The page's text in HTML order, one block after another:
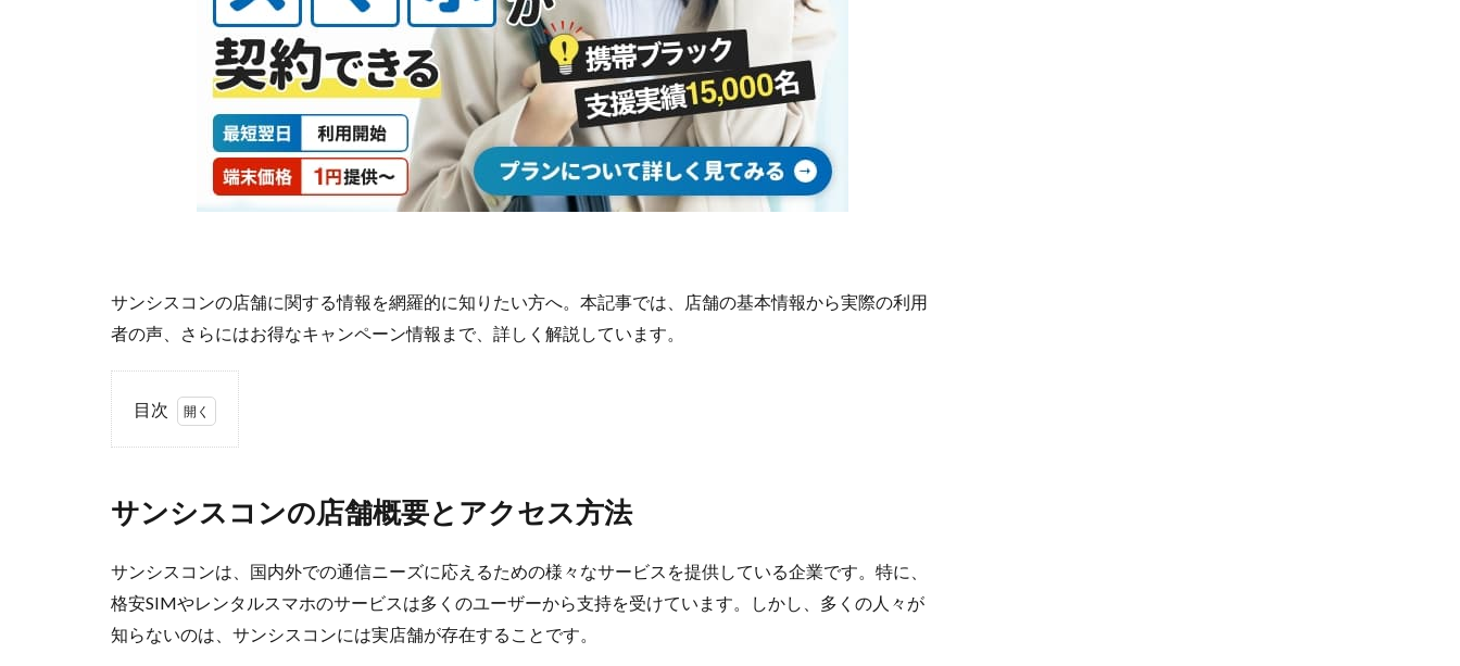
サンシスコンの店舗に関する情報を網羅的に知りたい方へ。本記事では、店舗の基本情報から実際の利用
者の声、さらにはお得なキャンペーン情報まで、詳しく解説しています。
目次
シ
ン
の
店
舗
サンシスコンの店舗概要とアクセス方法
サンシスコンは、国内外での通信ニーズに応えるための様々なサービスを提供している企業です。特に、
格安SIMやレンタルスマホのサービスは多くのユーザーから支持を受けています。しかし、多くの人々が
知らないのは、サンシスコンには実店舗が存在することです。